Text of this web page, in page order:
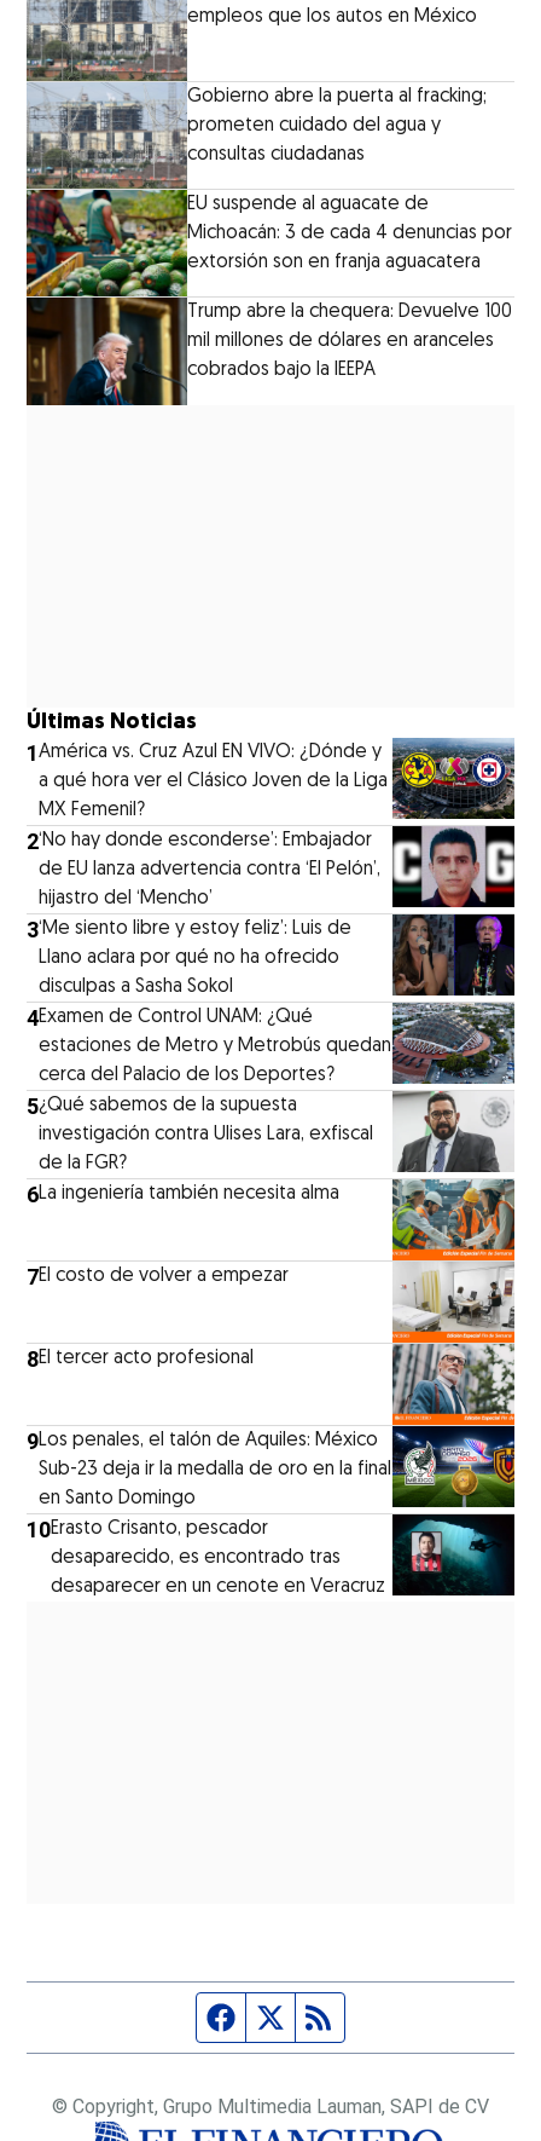
empleos que los autos en México
Gobierno abre la puerta al fracking;
prometen cuidado del agua y
consultas ciudadanas
EU suspende al aguacate de
Michoacán: 3 de cada 4 denuncias por
extorsión son en franja aguacatera
Trump abre la chequera: Devuelve 100
mil millones de dólares en aranceles
cobrados bajo la IEEPA
Últimas Noticias
1América vs. Cruz Azul EN VIVO: ¿Dónde y
a qué hora ver el Clásico Joven de la Liga
MX Femenil?
2‘No hay donde esconderse’: Embajador
de EU lanza advertencia contra ‘El Pelón’,
hijastro del ‘Mencho’
3‘Me siento libre y estoy feliz’: Luis de
Llano aclara por qué no ha ofrecido
disculpas a Sasha Sokol
4Examen de Control UNAM: ¿Qué
estaciones de Metro y Metrobús quedan
cerca del Palacio de los Deportes?
5¿Qué sabemos de la supuesta
investigación contra Ulises Lara, exfiscal
de la FGR?
6La ingeniería también necesita alma
7El costo de volver a empezar
8El tercer acto profesional
9Los penales, el talón de Aquiles: México
Sub-23 deja ir la medalla de oro en la final
en Santo Domingo
10Erasto Crisanto, pescador
desaparecido, es encontrado tras
desaparecer en un cenote en Veracruz
Página de Facebook
Fuente Twitter
© Copyright, Grupo Multimedia Lauman, SAPI de CV